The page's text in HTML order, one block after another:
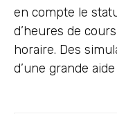
en compte le
d’heures de
horaire. Des
d’une grande